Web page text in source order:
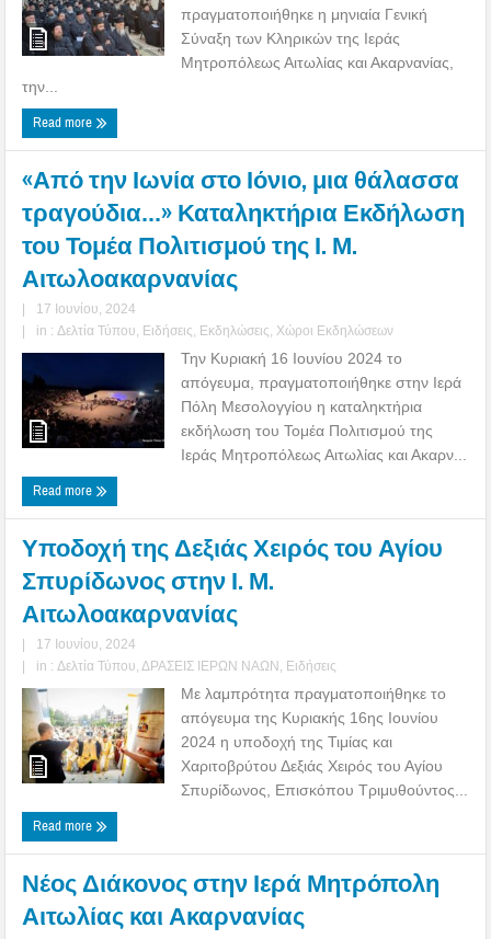
πραγματοποιήθηκε η μηνιαία Γενική
Σύναξη των Κληρικών της Ιεράς
Μητροπόλεως Αιτωλίας και Ακαρνανίας,
την...
Read more
«Από την Ιωνία στο Ιόνιο, μια θάλασσα
τραγούδια…» Καταληκτήρια Εκδήλωση
του Τομέα Πολιτισμού της Ι. Μ.
Αιτωλοακαρνανίας
|
17 Ιουνίου, 2024
|
in : Δελτία Τύπου Ειδήσεις Εκδηλώσεις Χώροι Εκδηλώσεων
Την Κυριακή 16 Ιουνίου 2024 το
απόγευμα, πραγματοποιήθηκε στην Ιερά
Πόλη Μεσολογγίου η καταληκτήρια
εκδήλωση του Τομέα Πολιτισμού της
Ιεράς Μητροπόλεως Αιτωλίας και Ακαρν...
Read more
Υποδοχή της Δεξιάς Χειρός του Αγίου
Σπυρίδωνος στην Ι. Μ.
Αιτωλοακαρνανίας
|
17 Ιουνίου, 2024
|
in : Δελτία Τύπου ΔΡΑΣΕΙΣ ΙΕΡΩΝ ΝΑΩΝ Ειδήσεις
Με λαμπρότητα πραγματοποιήθηκε το
απόγευμα της Κυριακής 16ης Ιουνίου
2024 η υποδοχή της Τιμίας και
Χαριτοβρύτου Δεξιάς Χειρός του Αγίου
Σπυρίδωνος, Επισκόπου Τριμυθούντος...
Read more
Νέος Διάκονος στην Ιερά Μητρόπολη
Αιτωλίας και Ακαρνανίας